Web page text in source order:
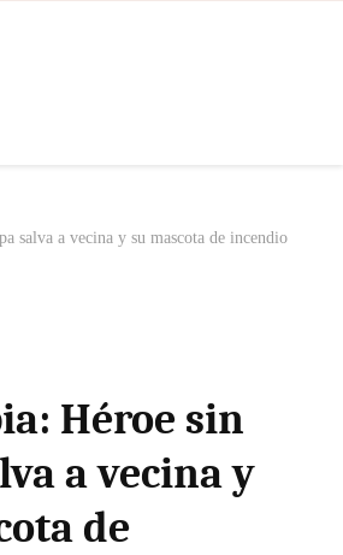
salva a vecina y su mascota de incendio
Héroe sin
a vecina y
de